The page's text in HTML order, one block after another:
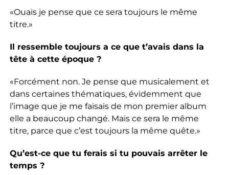
«Ouais je pense que ce sera toujours le même
titre.»
Il ressemble toujours a ce que t’avais dans la
tête à cette époque ?
«Forcément non. Je pense que musicalement et
dans certaines thématiques, évidemment que
l’image que je me faisais de mon premier album
elle a beaucoup changé. Mais ce sera le même
titre, parce que c’est toujours la même quête.»
Qu’est-ce que tu ferais si tu pouvais arrêter le
temps ?